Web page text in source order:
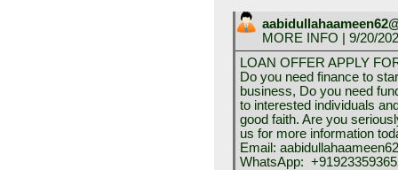
MORE INFO | 9/20/
LOAN OFFER APPLY
Do you need finance to
business, Do you need
to interested individuals
good faith. Are you
us for more information
Email:
WhatsApp: